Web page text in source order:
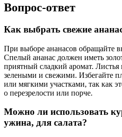
Вопрос-ответ
Как выбрать свежие
При выборе ананасов обращайте
Спелый ананас должен иметь
приятный сладкий аромат.
зелеными и свежими. Избегайте
или мягкими участками, так как
о перезрелости или порче.
Можно ли использовать
ужина, для салата?